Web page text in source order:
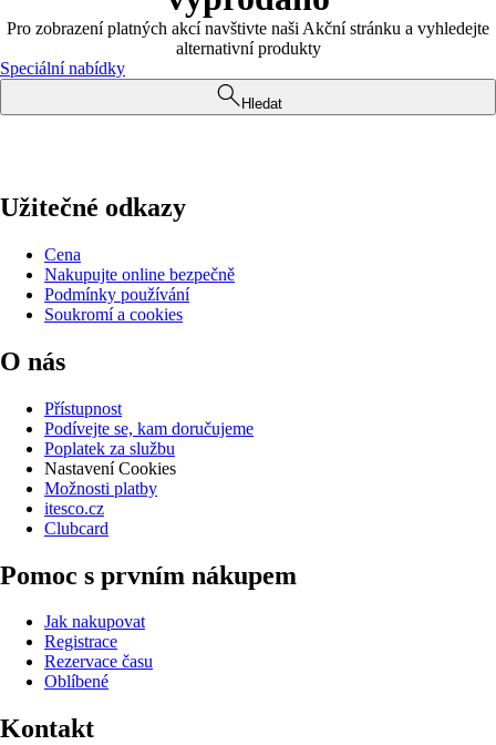
Pro zobrazení platných akcí navštivte naši Akční stránku a vyhledejte
alternativní produkty
Speciální nabídky
Hledat
Užitečné odkazy
Cena
Nakupujte online bezpečně
Podmínky používání
Soukromí a cookies
O nás
Přístupnost
Podívejte se, kam doručujeme
Poplatek za službu
Nastavení Cookies
Možnosti platby
itesco.cz
Clubcard
Pomoc s prvním nákupem
Jak nakupovat
Registrace
Rezervace času
Oblíbené
Kontakt